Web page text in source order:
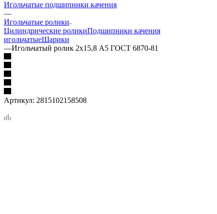
Игольчатые подшипники качения
—
Игольчатые ролики
Цилиндрические роликиПодшипники качения
игольчатыеШарики
—Игольчатый ролик 2х15,8 А5 ГОСТ 6870-81
Артикул: 2815102158508